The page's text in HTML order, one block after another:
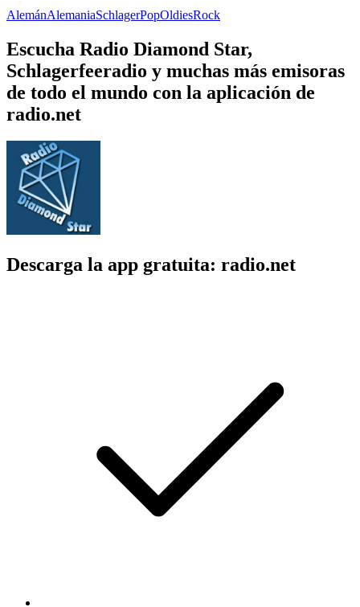
AlemánAlemaniaSchlagerPopOldiesRock
Escucha Radio Diamond Star,
Schlagerfeeradio y muchas más emisoras
de todo el mundo con la aplicación de
radio.net
Descarga la app gratuita: radio.net